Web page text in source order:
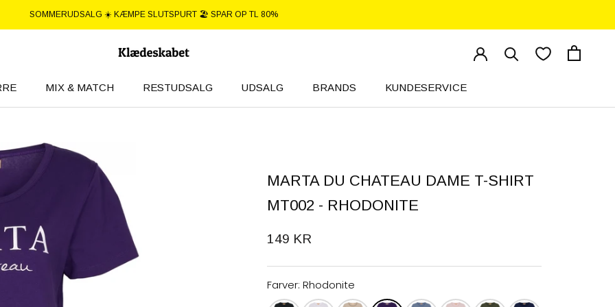
SOMMERUDSALG ☀️ KÆMPE SLUTSPURT 🏖️ SPAR OP TL 80%
MIX & MATCH RESTUDSALG
UDSALG
BRANDS
KUNDESERVICE
MARTA DU CHATEAU DAME T-SHIRT
MT002 - RHODONITE
149 KR
Farver: Rhodonite